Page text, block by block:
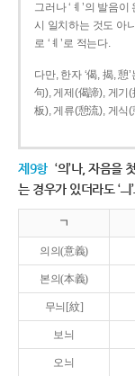
그러나 ‘ㅖ’의 발음
시 일치하는 것도 아
로 ‘ㅖ’로 적는다.
다만, 한자 ‘偈, 揭, 憩
句), 게제(偈諦), 게기
板), 게류(憩流), 게식(
제9항 ‘의’나, 자음을
는 경우가 있더라도 ‘
ㄱ
의의(意義)
본의(本義)
무늬[紋]
보늬
오늬